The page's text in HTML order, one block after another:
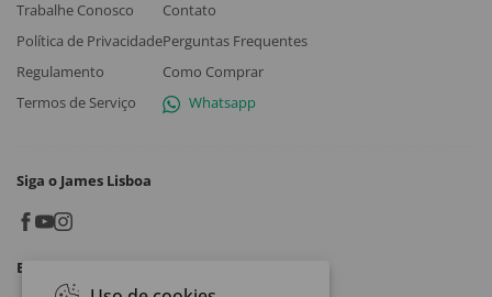
Trabalhe Conosco
Política de Privacidade
Regulamento
Termos de Serviço
Contato
Perguntas Frequentes
Como Comprar
Whatsapp
Siga o James Lisboa
Baixe o App